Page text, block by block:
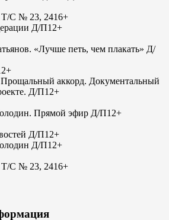
Т/С № 23, 2416+
Д/П12+
«Лучше петь, чем плакать» Д/
аккорд. Документальный
Д/П12+
Прямой эфир Д/П12+
Д/П12+
Д/П12+
Т/С № 23, 2416+